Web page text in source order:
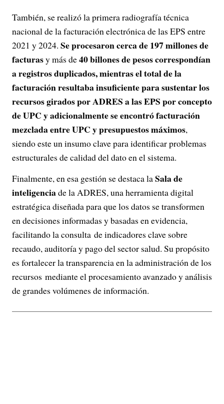
También, se realizó la primera radiografía técnica
nacional de la facturación electrónica de las EPS entre
2021 y 2024. Se procesaron cerca de 197 millones de
facturasy más de40 billones de pesos correspondían
a registros duplicados, mientras el total de la
facturación resultaba insuficiente para sustentar los
recursos girados por ADRES a las EPS por concepto
de UPC y adicionalmente se encontró facturación
mezclada entre UPC y presupuestos máximos,
siendo este un insumo clave para identificar problemas
estructurales de calidad del dato en el sistema.
Finalmente, en esa gestión se destaca laSala de
inteligenciade la ADRES, una herramienta digital
estratégica diseñada para que los datos se transformen
en decisiones informadas y basadas en evidencia,
facilitando la consulta de indicadores clave sobre
recaudo, auditoría y pago del sector salud. Su propósito
es fortalecer la transparencia en la administración de los
recursos mediante el procesamiento avanzado y análisis
de grandes volúmenes de información.